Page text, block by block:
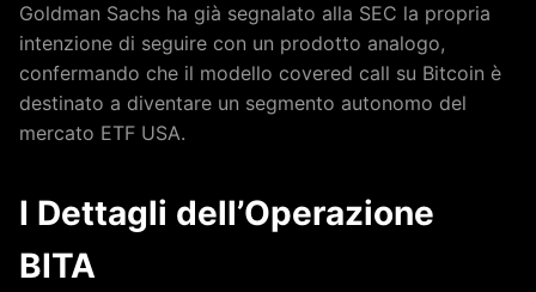
Goldman Sachs ha già segnalato alla SEC la propria
intenzione di seguire con un prodotto analogo,
confermando che il modello covered call su Bitcoin è
destinato a diventare un segmento autonomo del
mercato ETF USA.
I Dettagli dell’Operazione
BITA